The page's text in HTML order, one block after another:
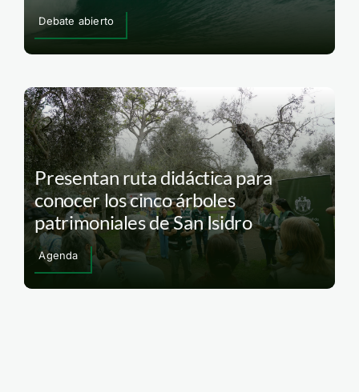
Debate abierto
Presentan ruta didáctica para
conocer los cinco árboles
patrimoniales de San Isidro
Agenda